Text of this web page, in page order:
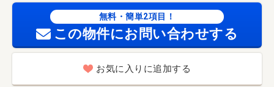
無料・簡単2項目！
この物件にお問い合わせする
お気に入りに追加する